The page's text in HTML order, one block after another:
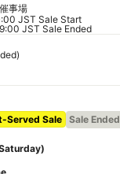
事場
JST Sale Start
JST Sale Ended
Served Sale
Sale Ended
)